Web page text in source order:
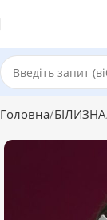
Головна БІЛИЗНА